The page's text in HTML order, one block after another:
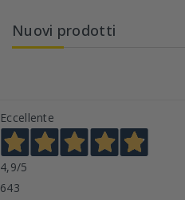
Nuovi prodotti
Eccellente
4,9/5
643